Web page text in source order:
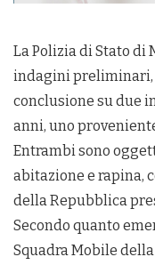
La Polizia di Stato di
indagini preliminari,
conclusione su due
anni, uno
Entrambi sono
abitazione e rapina,
della Repubblica
Secondo quanto
Squadra Mobile